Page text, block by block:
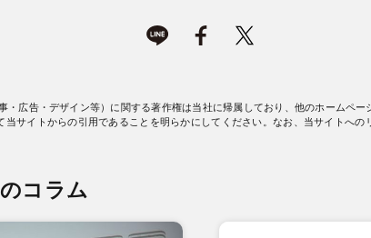
・広告・デザイン等）に関する著作権は当社に帰属しており、他のホームペ
当サイトからの引用であることを明らかにしてください。なお、当サイトへ
コラム